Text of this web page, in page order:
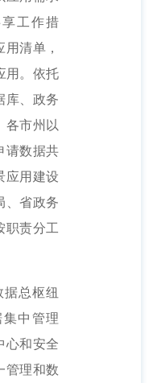
工作措
清单，
用。依托
库、政务
各市州以
请数据共
应用建设
、省政务
职责分工
总枢纽
中管理
心和安全
管理和数